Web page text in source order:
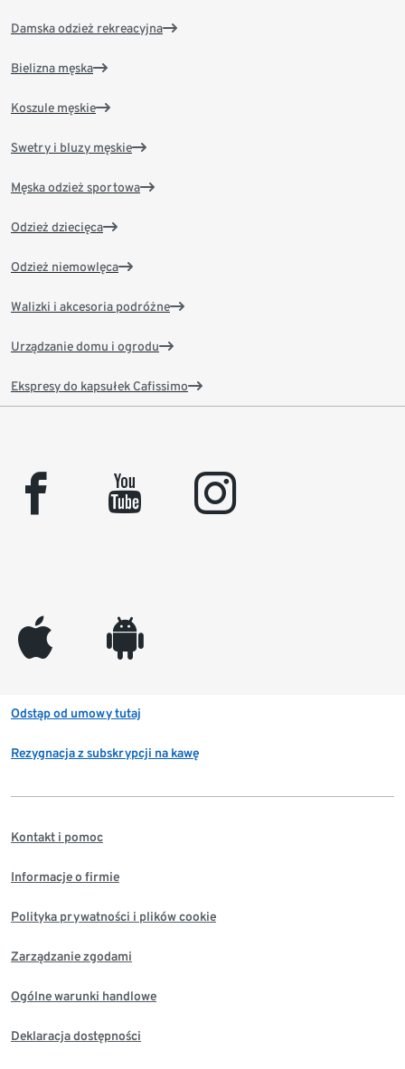
Damska odzież rekreacyjna
Bielizna męska
Koszule męskie
Swetry i bluzy męskie
Męska odzież sportowa
Odzież dziecięca
Odzież niemowlęca
Walizki i akcesoria podróżne
Urządzanie domu i ogrodu
Ekspresy do kapsułek Cafissimo
facebook youtube instagram
appleinc android
Odstąp od umowy tutaj
Rezygnacja z subskrypcji na kawę
Kontakt i pomoc
Informacje o firmie
Polityka prywatności i plików cookie
Zarządzanie zgodami
Ogólne warunki handlowe
Deklaracja dostępności